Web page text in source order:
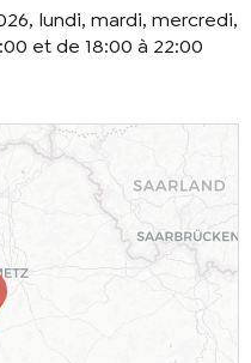
lundi, mardi, mercredi,
et de 18:00 à 22:00
que les
utilisées pour